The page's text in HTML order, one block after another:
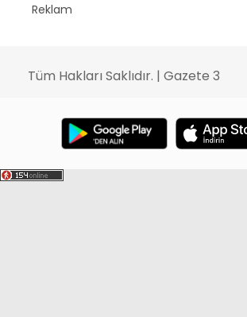
Reklam
Tüm Hakları Saklıdır. | Gazete 3